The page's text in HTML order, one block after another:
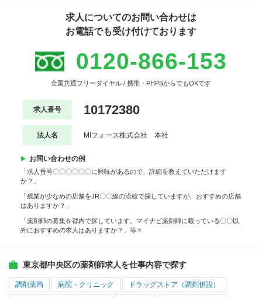
求人についてのお問い合わせは
お電話でも受け付けております
0120-866-153
全国共通フリーダイヤル / 携帯・PHPSからでもOKです
求人番号 10172380
法人名 MIフォース株式会社 本社
お問い合わせの例
「求人番号〇〇〇〇〇〇に興味があるので、詳細を教えていただけます
か？」
「残業が少なめの店舗をJR〇〇線の沿線で探していますが、おすすめの店舗
はありますか？」
「薬剤師の募集を都内で探しています。マイナビ薬剤師に載っている〇〇以
外におすすめの求人はありますか？」等々
東京都中央区の薬剤師求人を仕事内容で探す
調剤薬局 病院・クリニック ドラッグストア（調剤併設）